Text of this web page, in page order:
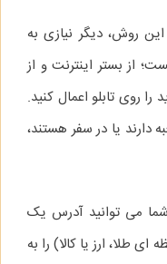
روش، دیگر نیازی به
از بستر اینترنت و از
روی تابلو اعمال کنید.
دارند یا در سفر هستند،
شما می‌ توانید آدرس یک
ارز یا کالا) را به